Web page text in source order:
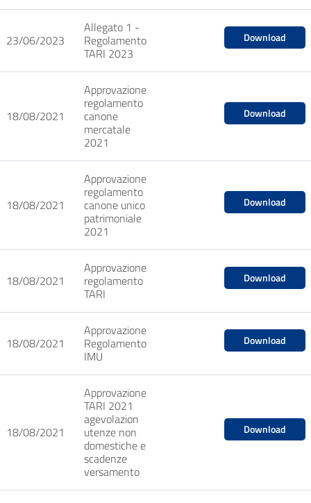
23/06/2023
Allegato 1 -
Regolamento
TARI 2023
Download
18/08/2021
Approvazione
regolamento
canone
mercatale
2021
Download
18/08/2021
Approvazione
regolamento
canone unico
patrimoniale
2021
Download
18/08/2021
Approvazione
regolamento
TARI
Download
18/08/2021
Approvazione
Regolamento
IMU
Download
18/08/2021
Approvazione
TARI 2021
agevolazion
utenze non
domestiche e
scadenze
versamento
Download